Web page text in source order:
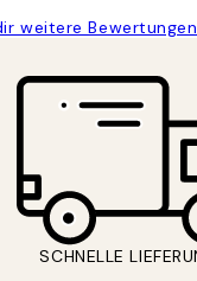
weitere
SCHNELLE